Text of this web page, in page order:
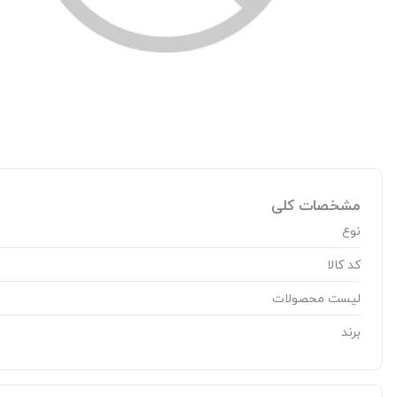
مشخصات کلی
نوع
کد کالا
لیست محصولات
برند